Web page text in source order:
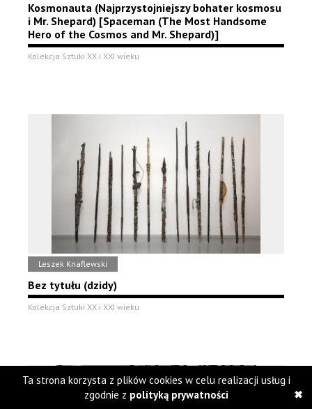
Kosmonauta (Najprzystojniejszy bohater kosmosu
i Mr. Shepard) [Spaceman (The Most Handsome
Hero of the Cosmos and Mr. Shepard)]
Kolekcja Sztuki XX i XXI wieku
Leszek Knaflewski
Bez tytułu (dzidy)
Kolekcja Sztuki XX i XXI wieku
Ta strona korzysta z plików cookies w celu realizacji usług i
zgodnie z polityką prywatności